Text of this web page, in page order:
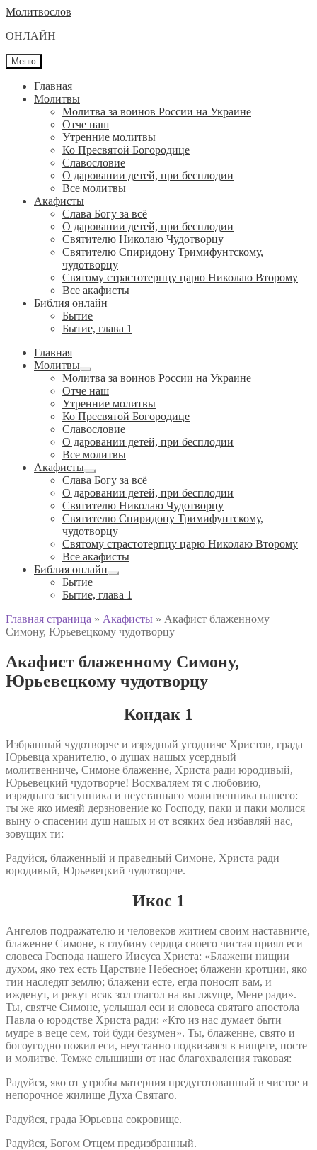
Перейти
навигации
Перейти
содержимому
Молитвослов
ОНЛАЙН
Меню
Главная
Молитвы
Молитва за воинов России на Украине
Отче наш
Утренние молитвы
Ко Пресвятой Богородице
Славословие
О даровании детей, при бесплодии
Вcе молитвы
Акафисты
Слава Богу за всё
О даровании детей, при бесплодии
Святителю Николаю Чудотворцу
Святителю Спиридону Тримифунтскому,
чудотворцу
Святому страстотерпцу царю Николаю Второму
Все акафисты
Библия онлайн
Бытие
Бытие, глава 1
Главная
Молитвы
Развернутое
вложенное
меню
Молитва за воинов России на Украине
Отче наш
Утренние молитвы
Ко Пресвятой Богородице
Славословие
О даровании детей, при бесплодии
Вcе молитвы
Акафисты
Развернутое
вложенное
меню
Слава Богу за всё
О даровании детей, при бесплодии
Святителю Николаю Чудотворцу
Святителю Спиридону Тримифунтскому,
чудотворцу
Святому страстотерпцу царю Николаю Второму
Все акафисты
Библия онлайн
Развернутое
вложенное
меню
Бытие
Бытие, глава 1
Главная страница » Акафисты » Акафист блаженному
Симону, Юрьевецкому чудотворцу
Акафист блаженному Симону,
Юрьевецкому чудотворцу
Кондак 1
Избранный чудотворче и изрядный угодниче Христов, града
Юрьевца хранителю, о душах нашых усердный
молитвенниче, Симоне блаженне, Христа ради юродивый,
Юрьевецкий чудотворче! Восхваляем тя с любовию,
изряднаго заступника и неустаннаго молитвенника нашего:
ты же яко имеяй дерзновение ко Господу, паки и паки молися
выну о спасении душ нашых и от всяких бед избавляй нас,
зовущих ти:
Радуйся, блаженный и праведный Симоне, Христа ради
юродивый, Юрьевецкий чудотворче.
Икос 1
Ангелов подражателю и человеков житием своим наставниче,
блаженне Симоне, в глубину сердца своего чистая приял еси
словеса Господа нашего Иисуса Христа: «Блажени нищии
духом, яко тех есть Царствие Небесное; блажени кротции, яко
тии наследят землю; блажени есте, егда поносят вам, и
ижденут, и рекут всяк зол глагол на вы лжуще, Мене ради».
Ты, святче Симоне, услышал еси и словеса святаго апостола
Павла о юродстве Христа ради: «Кто из нас думает быти
мудре в веце сем, той буди безумен». Ты, блаженне, свято и
богоугодно пожил еси, неустанно подвизаяся в нищете, посте
и молитве. Темже слышиши от нас благохваления таковая:
Радуйся, яко от утробы матерния предуготованный в чистое и
непорочное жилище Духа Святаго.
Радуйся, града Юрьевца сокровище.
Радуйся, Богом Отцем предизбранный.